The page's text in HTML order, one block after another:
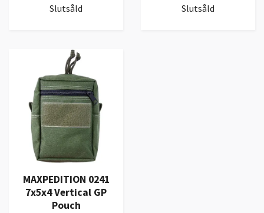
Slutsåld Slutsåld
MAXPEDITION 0241
7x5x4 Vertical GP
Pouch